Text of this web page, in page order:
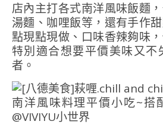
店內主打各式南洋風味飯麵
湯麵、咖哩飯等，還有手作
點現點現做、口味香辣夠味
特別適合想要平價美味又不
者。